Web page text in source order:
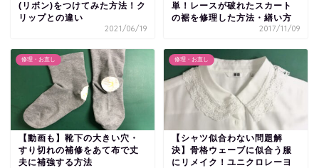
(リボン)をつけてみた方法！ク
リップとの違い
2021/06/19
単！レースが破れたスカート
の裾を修理した方法・繕い方
2017/11/09
修理・お直し
【動画も】靴下の大きい穴・
すり切れの補修をあて布で丈
夫に補強する方法
修理・お直し
【シャツ似合わない問題解
決】骨格ウェーブに似合う服
にリメイク！ユニクロレーヨ